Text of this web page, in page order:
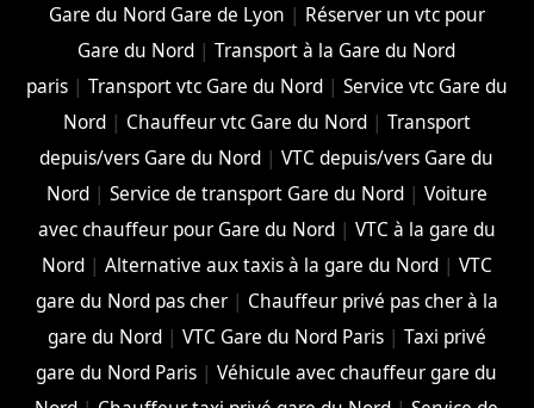
Gare du Nord Gare de Lyon | Réserver un vtc pour
Gare du Nord |Transport à la Gare du Nord
paris| Transport vtc Gare du Nord| Service vtc Gare du
Nord| Chauffeur vtc Gare du Nord| Transport
depuis/vers Gare du Nord |VTC depuis/vers Gare du
Nord| Service de transport Gare du Nord| Voiture
avec chauffeur pour Gare du Nord| VTC à la gare du
Nord| Alternative aux taxis à la gare du Nord| VTC
gare du Nord pas cher| Chauffeur privé pas cher à la
gare du Nord| VTC Gare du Nord Paris| Taxi privé
gare du Nord Paris |Véhicule avec chauffeur gare du